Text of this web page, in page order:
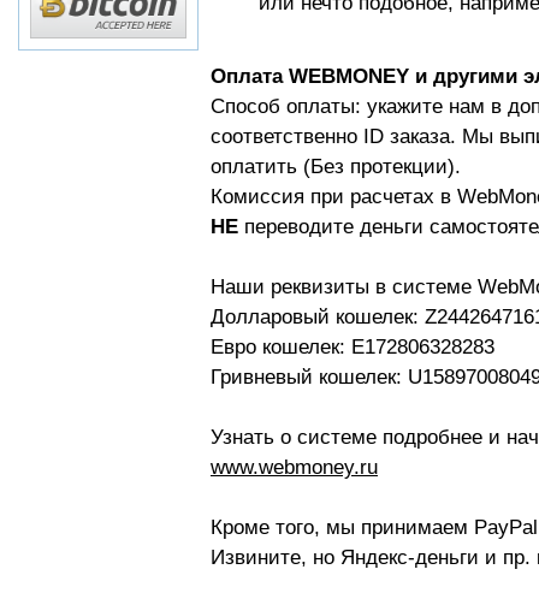
Оплата WEBMONEY и другими
Способ оплаты: укажите нам в
соответственно ID заказа. Мы
оплатить (Без протекции).
Комиссия при расчетах в
НЕ переводите деньги
Наши реквизиты в системе
Долларовый кошелек:
Евро кошелек: E172806328283
Гривневый кошелек:
Узнать о системе подробнее и
www.webmoney.ru
Кроме того, мы принимаем
Извините, но Яндекс-деньги и